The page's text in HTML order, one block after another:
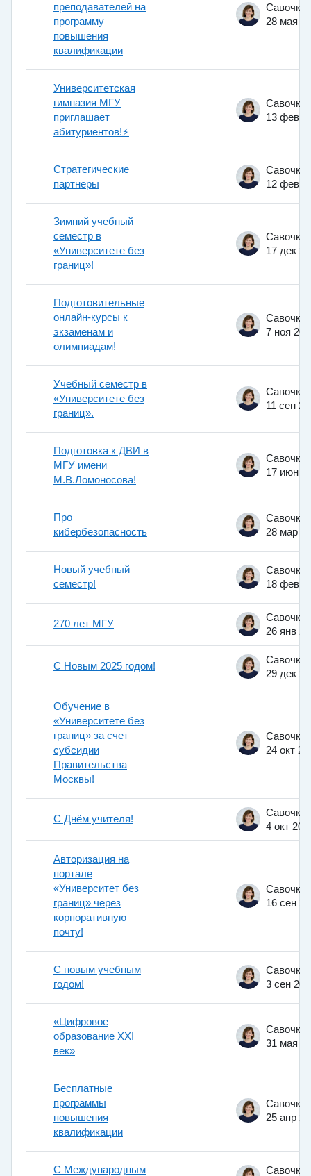
преподавателей на
программу
повышения
квалификации
28 мая
Университетская
гимназия МГУ
приглашает
абитуриентов!⚡️
13 фев
Стратегические
партнеры
12 фев
Зимний учебный
семестр в
«Университете без
границ»!
17 дек
Подготовительные
онлайн-курсы к
экзаменам и
олимпиадам!
7 ноя
Учебный семестр в
«Университете без
границ».
11 сен
Подготовка к ДВИ в
МГУ имени
М.В.Ломоносова!
17 июн
Про
кибербезопасность
28 мар
Новый учебный
семестр!
18 фев
270 лет МГУ
26 янв
С Новым 2025 годом!
29 дек
Обучение в
«Университете без
границ» за счет
субсидии
Правительства
Москвы!
24 окт
С Днём учителя!
4 окт
Авторизация на
портале
«Университет без
границ» через
корпоративную
почту!
16 сен
С новым учебным
годом!
3 сен
«Цифровое
образование XXI
век»
31 мая
Бесплатные
программы
повышения
квалификации
25 апр
С Международным